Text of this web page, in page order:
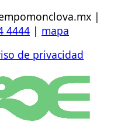
|
4444 | mapa
de privacidad